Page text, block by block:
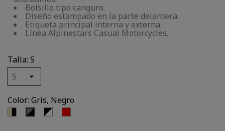
Bolsillo tipo canguro.
Diseño estampado en la parte delantera.
Etiqueta principal interna y externa.
Línea Alpinestars Casual Motorcycles.
Talla: S
Color: Gris, Negro
Arena,Gris, Negro,